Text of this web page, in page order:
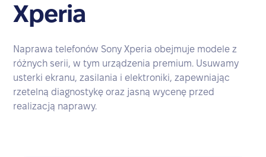
Xperia
Naprawa telefonów Sony Xperia obejmuje modele z
różnych serii, w tym urządzenia premium. Usuwamy
usterki ekranu, zasilania i elektroniki, zapewniając
rzetelną diagnostykę oraz jasną wycenę przed
realizacją naprawy.